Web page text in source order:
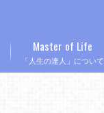
「人生の達人」について
Master of Life